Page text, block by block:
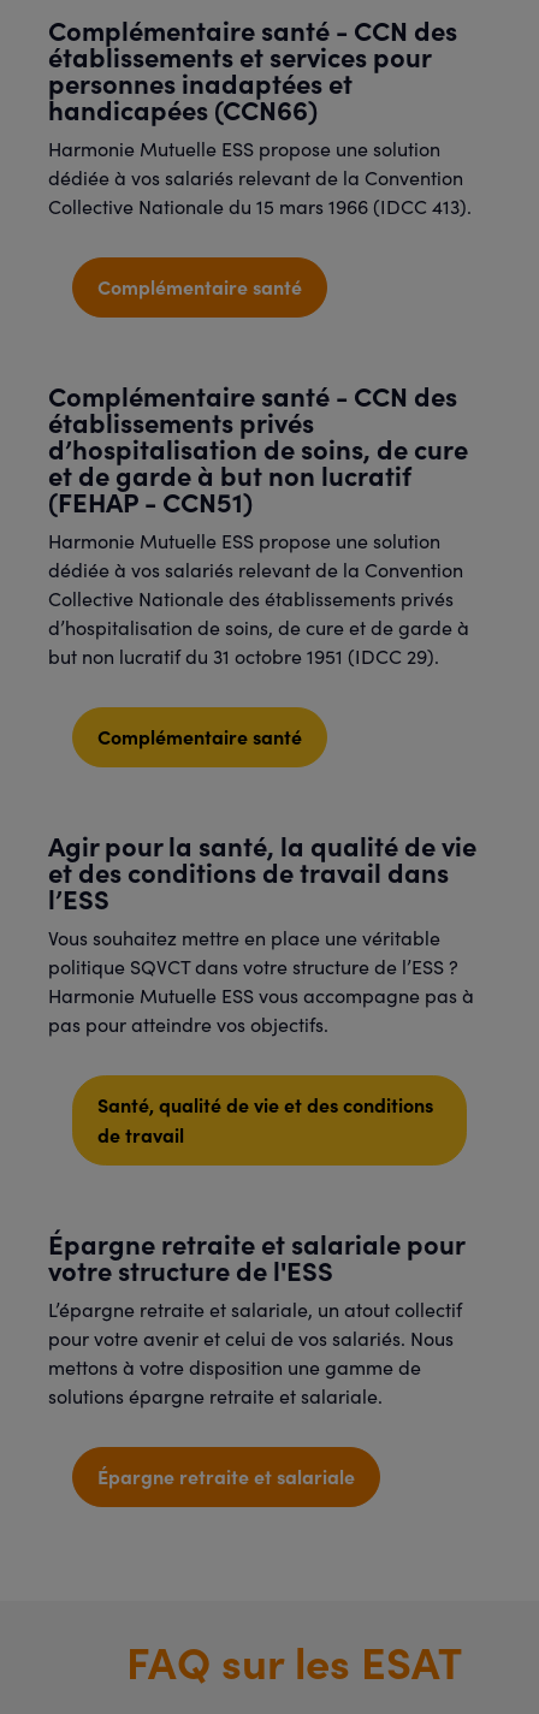
Complémentaire santé - CCN des
établissements et services pour
personnes inadaptées et
handicapées (CCN66)
Harmonie Mutuelle ESS propose une solution
dédiée à vos salariés relevant de la Convention
Collective Nationale du 15 mars 1966 (IDCC 413).
Complémentaire santé
Complémentaire santé - CCN des
établissements privés
d’hospitalisation de soins, de cure
et de garde à but non lucratif
(FEHAP - CCN51)
Harmonie Mutuelle ESS propose une solution
dédiée à vos salariés relevant de la Convention
Collective Nationale des établissements privés
d’hospitalisation de soins, de cure et de garde à
but non lucratif du 31 octobre 1951 (IDCC 29).
Complémentaire santé
Agir pour la santé, la qualité de vie
et des conditions de travail dans
l’ESS
Vous souhaitez mettre en place une véritable
politique SQVCT dans votre structure de l’ESS ?
Harmonie Mutuelle ESS vous accompagne pas à
pas pour atteindre vos objectifs.
Santé, qualité de vie et des conditions
de travail
Épargne retraite et salariale pour
votre structure de l'ESS
L’épargne retraite et salariale, un atout collectif
pour votre avenir et celui de vos salariés. Nous
mettons à votre disposition une gamme de
solutions épargne retraite et salariale.
Épargne retraite et salariale
FAQ sur les ESAT